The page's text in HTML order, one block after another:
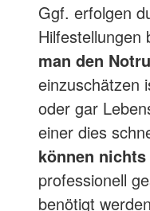
Ggf. erfolgen
Hilfestellungen
man den
einzuschätzen
oder gar
einer dies
können
professionell
benötigt